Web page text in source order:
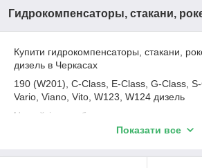
Гидрокомпенсаторы, стакани,
Купити гидрокомпенсаторы, стакани,
дизель в Черкасах
190 (W201), C-Class, E-Class, G-Class, S-
Vario, Viano, Vito, W123, W124 дизель
На сайті може бути представлено не
наявність, аналоги запитуйте по E-Mail
kolbenschmidt, AE, Freccia, ET
Показати все